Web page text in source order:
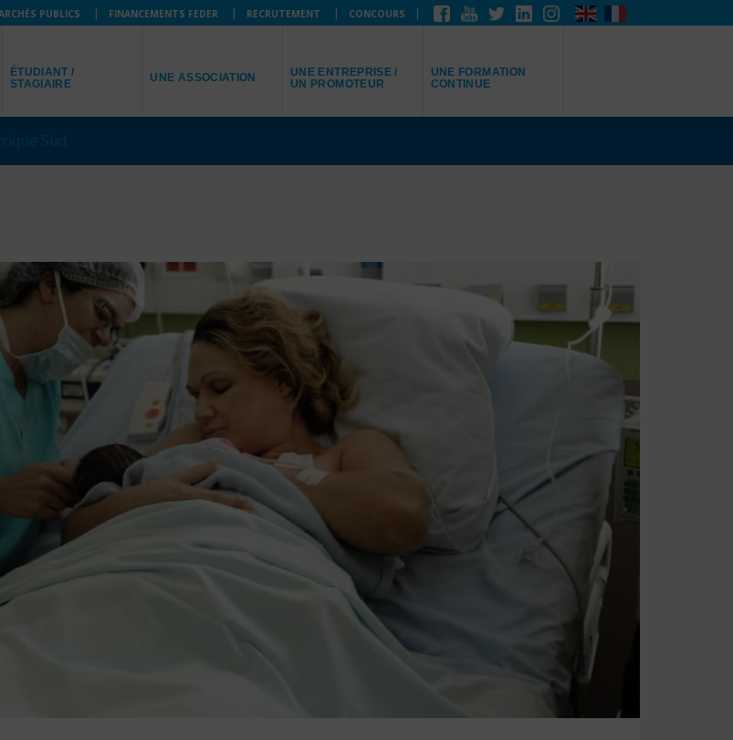
PUBLICS FINANCEMENTS FEDER RECRUTEMENT CONCOURS
ÉTUDIANT /
STAGIAIRE
UNE ASSOCIATION
UNE ENTREPRISE /
UN PROMOTEUR
UNE FORMATION
CONTINUE